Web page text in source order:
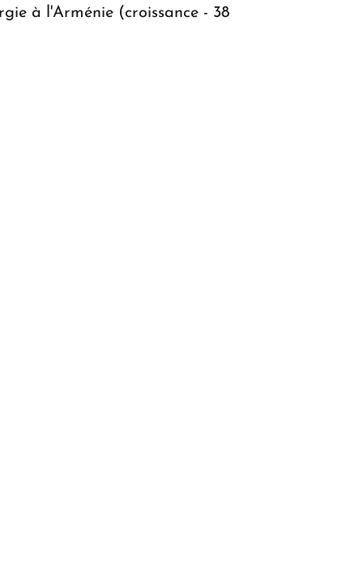
à l'Arménie (croissance - 38